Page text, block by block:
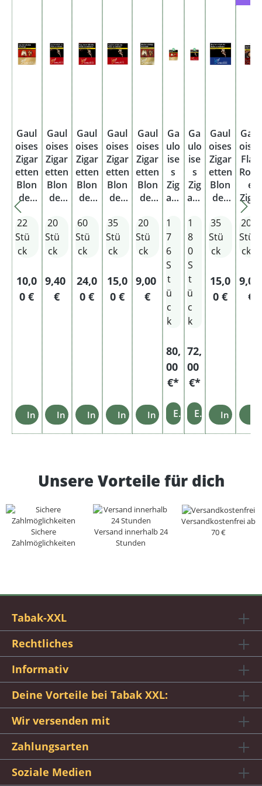
Gaul
oises
Zigar
etten
Blon
des
Gold
XL
22
Stü
ck
Regulärer Preis:
10,0
0 €
In den Warenkorb
Gaul
oises
Zigar
etten
Blon
des
Origi
nal
Pack
20
Stü
ck
Regulärer Preis:
9,40
€
In den Warenkorb
Gaul
oises
Zigar
etten
Blon
des
5XL
60
Stü
ck
Regulärer Preis:
24,0
0 €
In den Warenkorb
Gaul
oises
Zigar
etten
Blon
des
3XL
35
Stü
ck
Regulärer Preis:
15,0
0 €
In den Warenkorb
Gaul
oises
Zigar
etten
Blon
des
Origi
nal
Pack
20
Stü
ck
Regulärer Preis:
9,00
€
In den Warenkorb
Ga
ulo
ise
s
Zig
are
Blo
nd
es
Go
ld
XL
Sta
ng
1
7
6
S
t
ü
c
k
80,
00
€*
Einzelheiten
Ga
ulo
ise
s
Zig
are
Blo
nd
es
Ro
5X
Sta
e
1
8
0
S
t
ü
c
k
72,
00
€*
Einzelheiten
Gaul
oises
Zigar
etten
Blon
des
3XL
35
Stü
ck
Regulärer
15,0
0 €
In den
Gaul
oises
Flair
Roug
e
Zigar
etten
OP
20
Stü
ck
9,00
€
Unsere Vorteile für dich
Sichere
Zahlmöglichkeiten
Versand innerhalb 24
Stunden
Versandkostenfrei ab
70 €
Tabak-XXL
Rechtliches
Informativ
Deine Vorteile bei Tabak XXL:
Wir versenden mit
Zahlungsarten
Soziale Medien